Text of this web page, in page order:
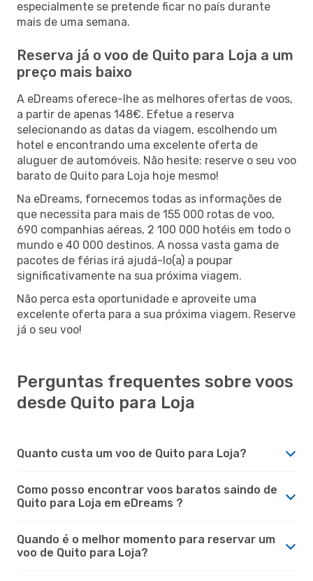
especialmente se pretende ficar no país durante
mais de uma semana.
Reserva já o voo de Quito para Loja a um
preço mais baixo
A eDreams oferece-lhe as melhores ofertas de voos,
a partir de apenas 148€. Efetue a reserva
selecionando as datas da viagem, escolhendo um
hotel e encontrando uma excelente oferta de
aluguer de automóveis. Não hesite: reserve o seu voo
barato de Quito para Loja hoje mesmo!
Na eDreams, fornecemos todas as informações de
que necessita para mais de 155 000 rotas de voo,
690 companhias aéreas, 2 100 000 hotéis em todo o
mundo e 40 000 destinos. A nossa vasta gama de
pacotes de férias irá ajudá-lo(a) a poupar
significativamente na sua próxima viagem.
Não perca esta oportunidade e aproveite uma
excelente oferta para a sua próxima viagem. Reserve
já o seu voo!
Perguntas frequentes sobre voos
desde Quito para Loja
Quanto custa um voo de Quito para Loja?
Como posso encontrar voos baratos saindo de
Quito para Loja em eDreams ?
Quando é o melhor momento para reservar um
voo de Quito para Loja?